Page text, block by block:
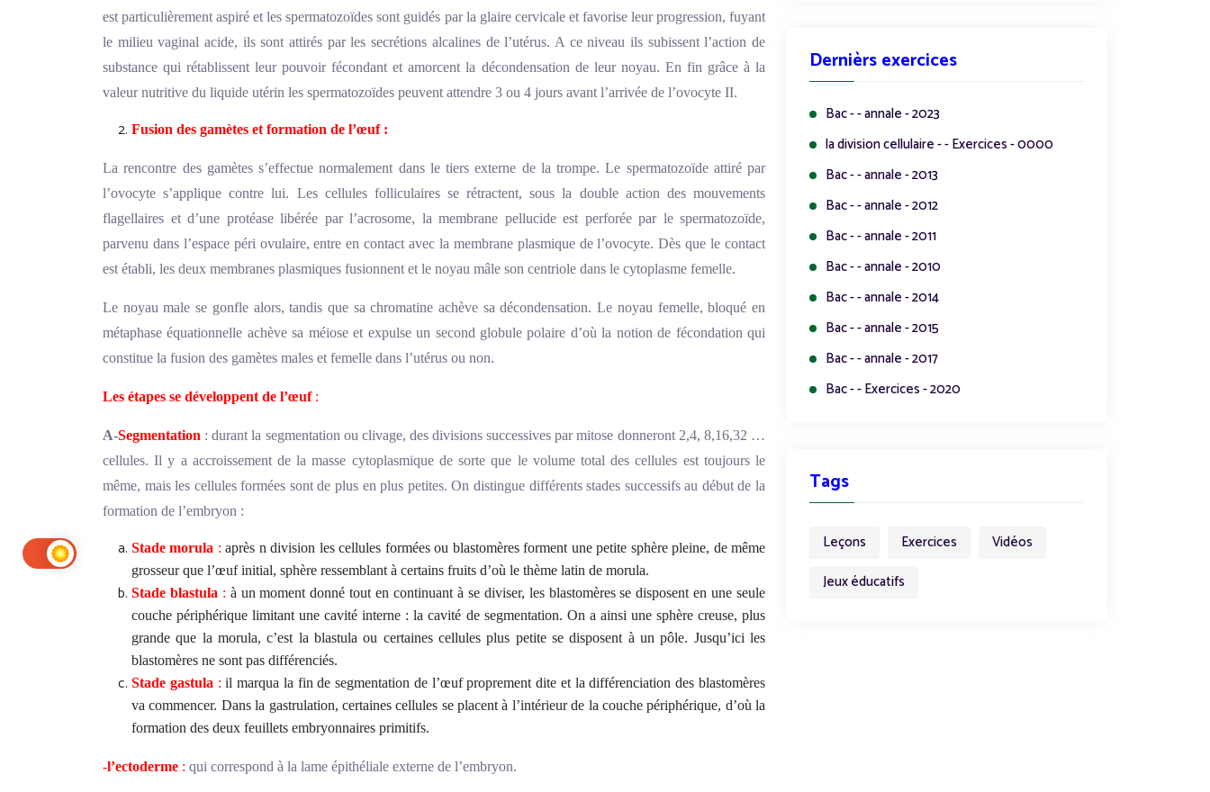
est particulièrement aspiré et les spermatozoïdes sont guidés par la glaire cervicale et favorise leur progression, fuyant
le milieu vaginal acide, ils sont attirés par les secrétions alcalines de l’utérus. A ce niveau ils subissent l’action de
substance qui rétablissent leur pouvoir fécondant et amorcent la décondensation de leur noyau. En fin grâce à la
valeur nutritive du liquide utérin les spermatozoïdes peuvent attendre 3 ou 4 jours avant l’arrivée de l’ovocyte II.
Fusion des gamètes et formation de l’œuf :
La rencontre des gamètes s’effectue normalement dans le tiers externe de la trompe. Le spermatozoïde attiré par
l’ovocyte s’applique contre lui. Les cellules folliculaires se rétractent, sous la double action des mouvements
flagellaires et d’une protéase libérée par l’acrosome, la membrane pellucide est perforée par le spermatozoïde,
parvenu dans l’espace péri ovulaire, entre en contact avec la membrane plasmique de l’ovocyte. Dès que le contact
est établi, les deux membranes plasmiques fusionnent et le noyau mâle son centriole dans le cytoplasme femelle.
Le noyau male se gonfle alors, tandis que sa chromatine achève sa décondensation. Le noyau femelle, bloqué en
métaphase équationnelle achève sa méiose et expulse un second globule polaire d’où la notion de fécondation qui
constitue la fusion des gamètes males et femelle dans l’utérus ou non.
Les étapes se développent de l’œuf:
A-Segmentation : durant la segmentation ou clivage, des divisions successives par mitose donneront 2,4, 8,16,32 …
cellules. Il y a accroissement de la masse cytoplasmique de sorte que le volume total des cellules est toujours le
même, mais les cellules formées sont de plus en plus petites. On distingue différents stades successifs au début de la
formation de l’embryon :
Stade morula : après n division les cellules formées ou blastomères forment une petite sphère pleine, de même
grosseur que l’œuf initial, sphère ressemblant à certains fruits d’où le thème latin de morula.
Stade blastula : à un moment donné tout en continuant à se diviser, les blastomères se disposent en une seule
couche périphérique limitant une cavité interne : la cavité de segmentation. On a ainsi une sphère creuse, plus
grande que la morula, c’est la blastula ou certaines cellules plus petite se disposent à un pôle. Jusqu’ici les
blastomères ne sont pas différenciés.
Stade gastula :il marqua la fin de segmentation de l’œuf proprement dite et la différenciation des blastomères
va commencer. Dans la gastrulation, certaines cellules se placent à l’intérieur de la couche périphérique, d’où la
formation des deux feuillets embryonnaires primitifs.
-l’ectoderme : qui correspond à la lame épithéliale externe de l’embryon.
Dernièrs exercices
Bac - - annale - 2023
la division cellulaire - - Exercices - 0000
Bac - - annale - 2013
Bac - - annale - 2012
Bac - - annale - 2011
Bac - - annale - 2010
Bac - - annale - 2014
Bac - - annale - 2015
Bac - - annale - 2017
Bac - - Exercices - 2020
Tags
Leçons Exercices
Vidéos
Jeux éducatifs